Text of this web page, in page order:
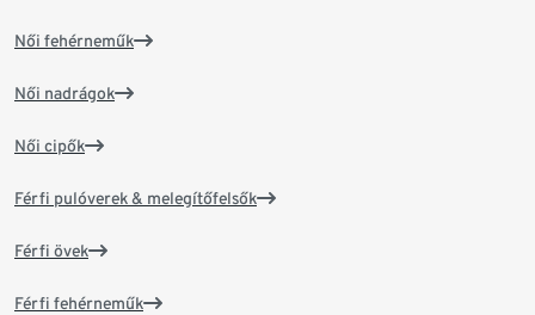
Női fehérneműk
Női nadrágok
Női cipők
Férfi pulóverek & melegítőfelsők
Férfi övek
Férfi fehérneműk